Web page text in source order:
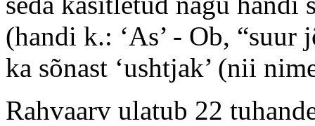
(handi k.: ‘As’ - Ob, “suur
ka sõnast ‘ushtjak’ (nii
Rahvaarv ulatub 22